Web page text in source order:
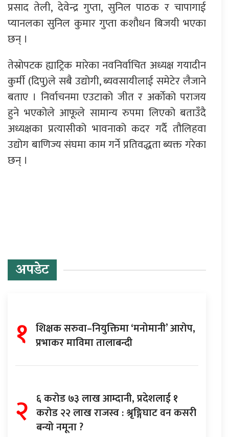
प्रसाद तेली, देवेन्द्र गुप्ता, सुनिल पाठक र चापागाई
प्यानलका सुनिल कुमार गुप्ता कशौधन बिजयी भएका
छन् ।
तेस्रोपटक ह्याट्रिक मारेका नवनिर्वाचित अध्यक्ष गयादीन
कुर्मी (दिपु)ले सबै उद्योगी, ब्यवसायीलाई समेटेर लैजाने
बताए । निर्वाचनमा एउटाको जीत र अर्काेको पराजय
हुने भएकोले आफूले सामान्य रुपमा लिएको बताउँदै
अध्यक्षका प्रत्यासीको भावनाको कदर गर्दै तौलिहवा
उद्योग बाणिज्य संघमा काम गर्ने प्रतिवद्धता ब्यक्त गरेका
छन् ।
अपडेट
१ शिक्षक सरुवा–नियुक्तिमा ‘मनोमानी’ आरोप,
प्रभाकर माविमा तालाबन्दी
२ ६ करोड ७३ लाख आम्दानी, प्रदेशलाई १
करोड २२ लाख राजस्व : श्रृङ्गिघाट वन कसरी
बन्यो नमूना ?